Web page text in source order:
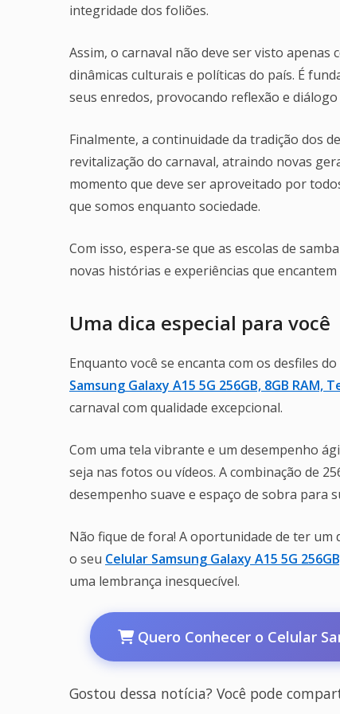
integridade dos foliões.
Assim, o carnaval não deve ser visto
dinâmicas culturais e políticas do país. É
seus enredos, provocando reflexão e
Finalmente, a continuidade da tradição dos
revitalização do carnaval, atraindo novas
momento que deve ser aproveitado por
que somos enquanto sociedade.
Com isso, espera-se que as escolas de
novas histórias e experiências que
Uma dica especial para você
Enquanto você se encanta com os desfiles
Samsung Galaxy A15 5G 256GB, 8GB RAM,
carnaval com qualidade excepcional.
Com uma tela vibrante e um desempenho
seja nas fotos ou vídeos. A combinação de
desempenho suave e espaço de sobra para
Não fique de fora! A oportunidade de ter
o seu Celular Samsung Galaxy A15 5G
uma lembrança inesquecível.
Quero Conhecer o Celular
Gostou dessa notícia? Você pode